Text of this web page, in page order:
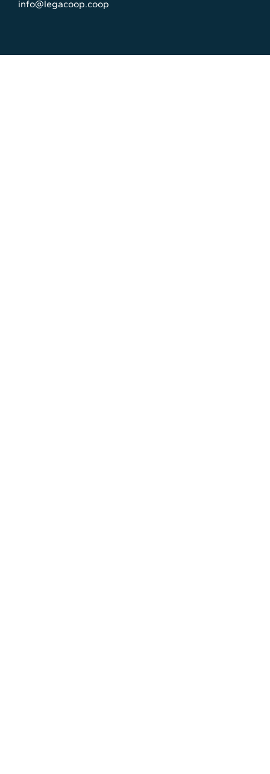
info@legacoop.coop